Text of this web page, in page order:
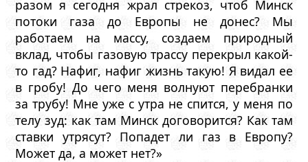
разом я сегодня жрал стрекоз, чтоб Минск
потоки газа до Европы не донес? Мы
работаем на массу, создаем природный
вклад, чтобы газовую трассу перекрыл какой-
то гад? Нафиг, нафиг жизнь такую! Я видал ее
в гробу! До чего меня волнуют перебранки
за трубу! Мне уже с утра не спится, у меня по
телу зуд: как там Минск договорится? Как там
ставки утрясут? Попадет ли газ в Европу?
Может да, а может нет?»